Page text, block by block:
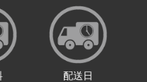
配送日